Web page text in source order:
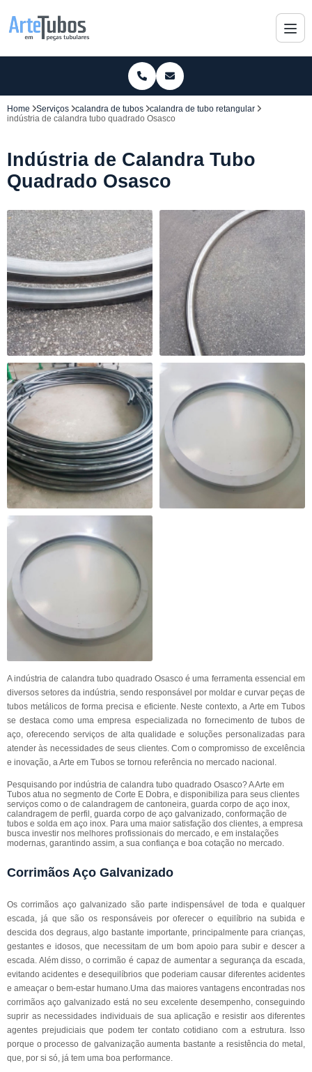
Home Serviços calandra de tubos
calandra de tubo retangular
indústria de calandra tubo quadrado Osasco
Indústria de Calandra Tubo
Quadrado Osasco
A indústria de calandra tubo quadrado Osasco é uma ferramenta essencial em
diversos setores da indústria, sendo responsável por moldar e curvar peças de
tubos metálicos de forma precisa e eficiente. Neste contexto, a Arte em Tubos
se destaca como uma empresa especializada no fornecimento de tubos de
aço, oferecendo serviços de alta qualidade e soluções personalizadas para
atender às necessidades de seus clientes. Com o compromisso de excelência
e inovação, a Arte em Tubos se tornou referência no mercado nacional.
Pesquisando por indústria de calandra tubo quadrado Osasco? A Arte em
Tubos atua no segmento de Corte E Dobra, e disponibiliza para seus clientes
serviços como o de calandragem de cantoneira, guarda corpo de aço inox,
calandragem de perfil, guarda corpo de aço galvanizado, conformação de
tubos e solda em aço inox. Para uma maior satisfação dos clientes, a empresa
busca investir nos melhores profissionais do mercado, e em instalações
modernas, garantindo assim, a sua confiança e boa cotação no mercado.
Corrimãos Aço Galvanizado
Os corrimãos aço galvanizado são parte indispensável de toda e qualquer
escada, já que são os responsáveis por oferecer o equilíbrio na subida e
descida dos degraus, algo bastante importante, principalmente para crianças,
gestantes e idosos, que necessitam de um bom apoio para subir e descer a
escada. Além disso, o corrimão é capaz de aumentar a segurança da escada,
evitando acidentes e desequilíbrios que poderiam causar diferentes acidentes
e ameaçar o bem-estar humano.Uma das maiores vantagens encontradas nos
corrimãos aço galvanizado está no seu excelente desempenho, conseguindo
suprir as necessidades individuais de sua aplicação e resistir aos diferentes
agentes prejudiciais que podem ter contato cotidiano com a estrutura. Isso
porque o processo de galvanização aumenta bastante a resistência do metal,
que, por si só, já tem uma boa performance.